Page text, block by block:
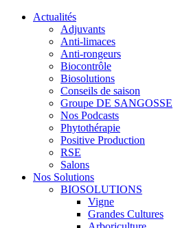
Actualités
Adjuvants
Anti-limaces
Anti-rongeurs
Biocontrôle
Biosolutions
Conseils de saison
Groupe DE SANGOSSE
Nos Podcasts
Phytothérapie
Positive Production
RSE
Salons
Nos Solutions
BIOSOLUTIONS
Vigne
Grandes Cultures